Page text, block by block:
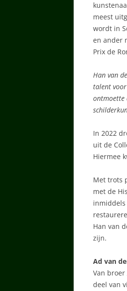
meest
wordt in
en ander
Prix de
Han van
talent
ontmoette
In 2022
uit de
Hiermee
Met trots
met de
Han van
zijn.
Ad van
Van broer
deel van